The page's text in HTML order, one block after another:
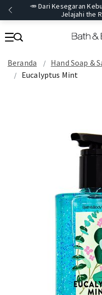
🥕 Dari Kesegaran
Jelajahi the
Beranda Hand Soap &
Eucalyptus Mint